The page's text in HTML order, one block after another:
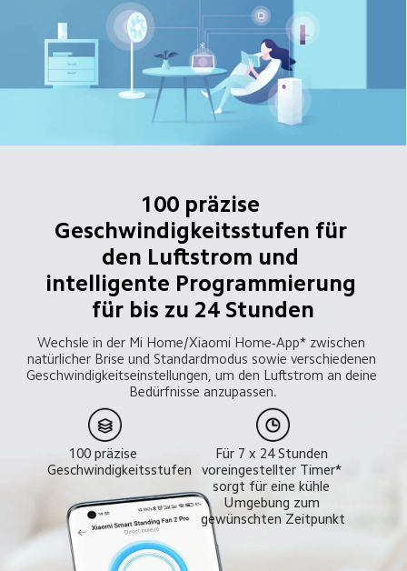
100 präzise
Geschwindigkeitsstufen für
den Luftstrom und
intelligente Programmierung
für bis zu 24 Stunden
Wechsle in der Mi Home/Xiaomi Home-App* zwischen
natürlicher Brise und Standardmodus sowie verschiedenen
Geschwindigkeitseinstellungen, um den Luftstrom an deine
Bedürfnisse anzupassen.
100 präzise
Geschwindigkeitsstufen
Für 7 x 24 Stunden
voreingestellter Timer*
sorgt für eine kühle
Umgebung zum
gewünschten Zeitpunkt